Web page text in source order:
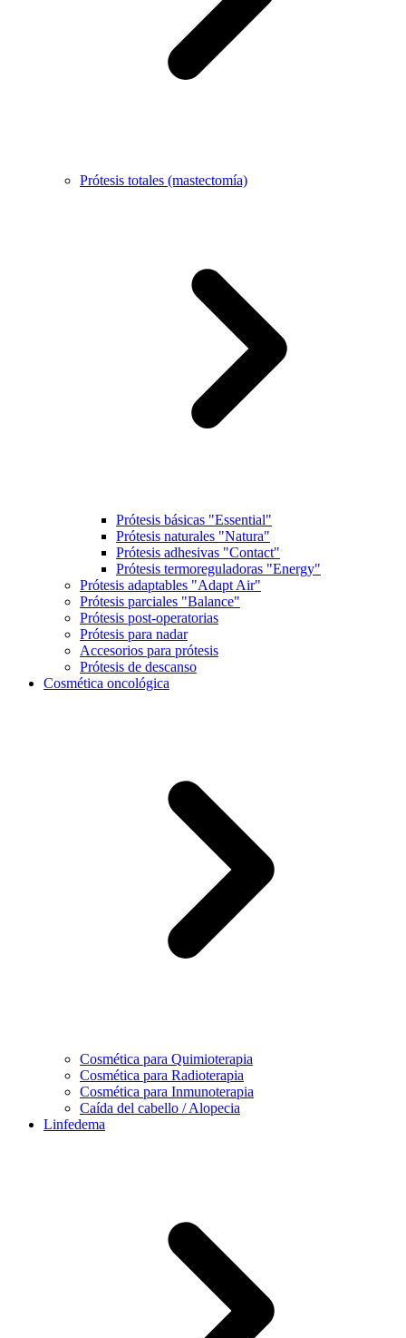
Prótesis totales (mastectomía)
Prótesis básicas "Essential"
Prótesis naturales "Natura"
Prótesis adhesivas "Contact"
Prótesis termoreguladoras "Energy"
Prótesis adaptables "Adapt Air"
Prótesis parciales "Balance"
Prótesis post-operatorias
Prótesis para nadar
Accesorios para prótesis
Prótesis de descanso
Cosmética oncológica
Cosmética para Quimioterapia
Cosmética para Radioterapia
Cosmética para Inmunoterapia
Caída del cabello / Alopecia
Linfedema